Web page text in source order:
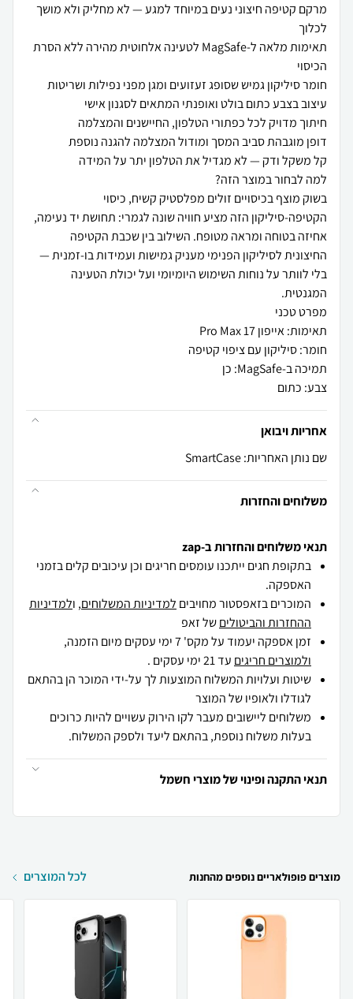
מרקם קטיפה חיצוני נעים במיוחד למגע — לא מחליק ולא מושך
תאימות מלאה ל-MagSafe לטעינה אלחוטית מהירה ללא הסרת
בשוק מוצף בכיסויים זולים מפלסטיק קשיח, כיסוי
הקטיפה-סיליקון הזה מציע חוויה שונה לגמרי: תחושת יד נעימה,
אחיזה בטוחה ומראה מטופח. השילוב בין שכבת הקטיפה
החיצונית לסיליקון הפנימי מעניק גמישות ועמידות בו-זמנית —
בלי לוותר על נוחות השימוש היומיומי ועל יכולת הטעינה
צבע: כתום
אחריות ויבואן
שם נותן האחריות: SmartCase
משלוחים והחזרות
תנאי משלוחים והחזרות ב-zap
בתקופת חגים ייתכנו עומסים חריגים וכן עיכובים קלים בזמני
האספקה.
המוכרים בזאפסטור מחויבים למדיניות המשלוחים, ולמדיניות
ההחזרות והביטוליםשל זאפ
זמן אספקה יעמוד על מקס' 7 ימי עסקים מיום הזמנה,
ולמוצרים חריגים עד 21 ימי עסקים .
שיטות ועלויות המשלוח המוצעות לך על-ידי המוכר הן בהתאם
לגודלו ולאופיו של המוצר
משלוחים ליישובים מעבר לקו הירוק עשויים להיות כרוכים
בעלות משלוח נוספת, בהתאם ליעד ולספק המשלוח.
תנאי התקנה ופינוי של מוצרי חשמל
מוצרים פופולאריים נוספים מהחנות לכל המוצרים